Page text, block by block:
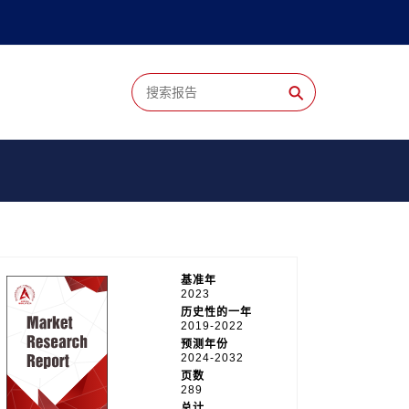
⚲
基准年
2023
历史性的一年
2019-2022
预测年份
2024-2032
页数
289